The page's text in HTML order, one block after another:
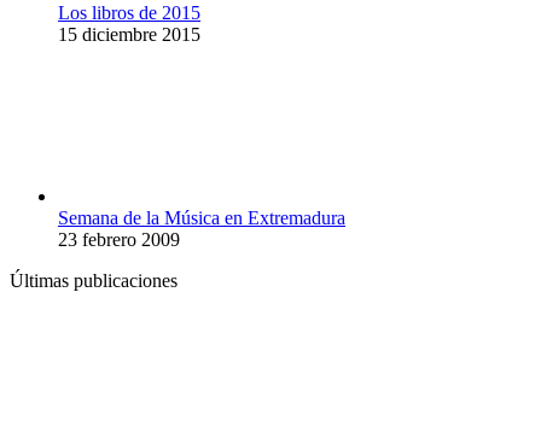
Los libros de 2015
15 diciembre 2015
Semana de la Música en Extremadura
23 febrero 2009
Últimas publicaciones